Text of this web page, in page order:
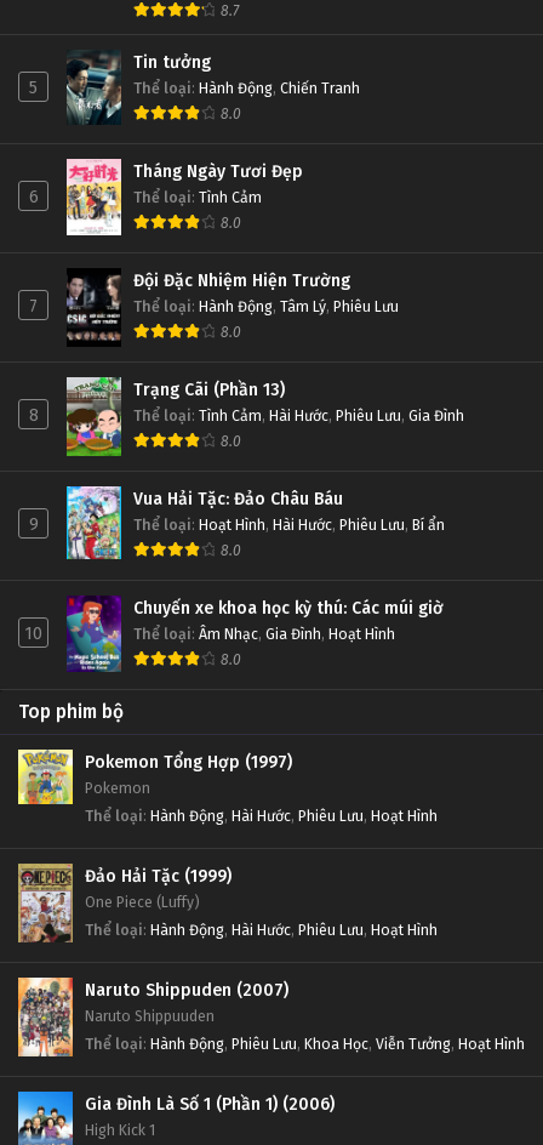
8.7
5
Tin tưởng
Thể loại: Hành Động, Chiến Tranh
8.0
6
Tháng Ngày Tươi Đẹp
Thể loại: Tình Cảm
8.0
7
Đội Đặc Nhiệm Hiện Trường
Thể loại: Hành Động, Tâm Lý, Phiêu Lưu
8.0
8
Trạng Cãi (Phần 13)
Thể loại: Tình Cảm, Hài Hước, Phiêu Lưu, Gia Đình
8.0
9
Vua Hải Tặc: Đảo Châu Báu
Thể loại: Hoạt Hình, Hài Hước, Phiêu Lưu, Bí ẩn
8.0
10
Chuyến xe khoa học kỳ thú: Các múi giờ
Thể loại: Âm Nhạc, Gia Đình, Hoạt Hình
8.0
Top phim bộ
Pokemon Tổng Hợp (1997)
Pokemon
Thể loại: Hành Động, Hài Hước, Phiêu Lưu, Hoạt Hình
Đảo Hải Tặc (1999)
One Piece (Luffy)
Thể loại: Hành Động, Hài Hước, Phiêu Lưu, Hoạt Hình
Naruto Shippuden (2007)
Naruto Shippuuden
Thể loại: Hành Động, Phiêu Lưu, Khoa Học, Viễn Tưởng, Hoạt Hình
Gia Đình Là Số 1 (Phần 1) (2006)
High Kick 1